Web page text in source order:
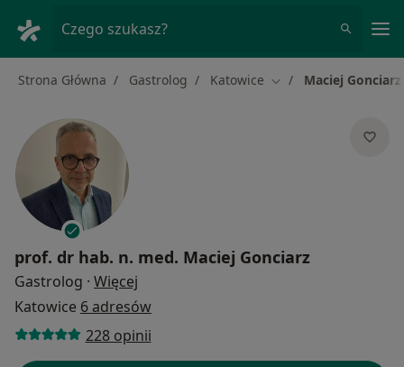
Czego szukasz?
Strona Główna Gastrolog Katowice Zmień miasto
Maciej Gonciarz
prof. dr hab. n. med. Maciej Gonciarz
Gastrolog · Więcej
Katowice 6 adresów
228 opinii